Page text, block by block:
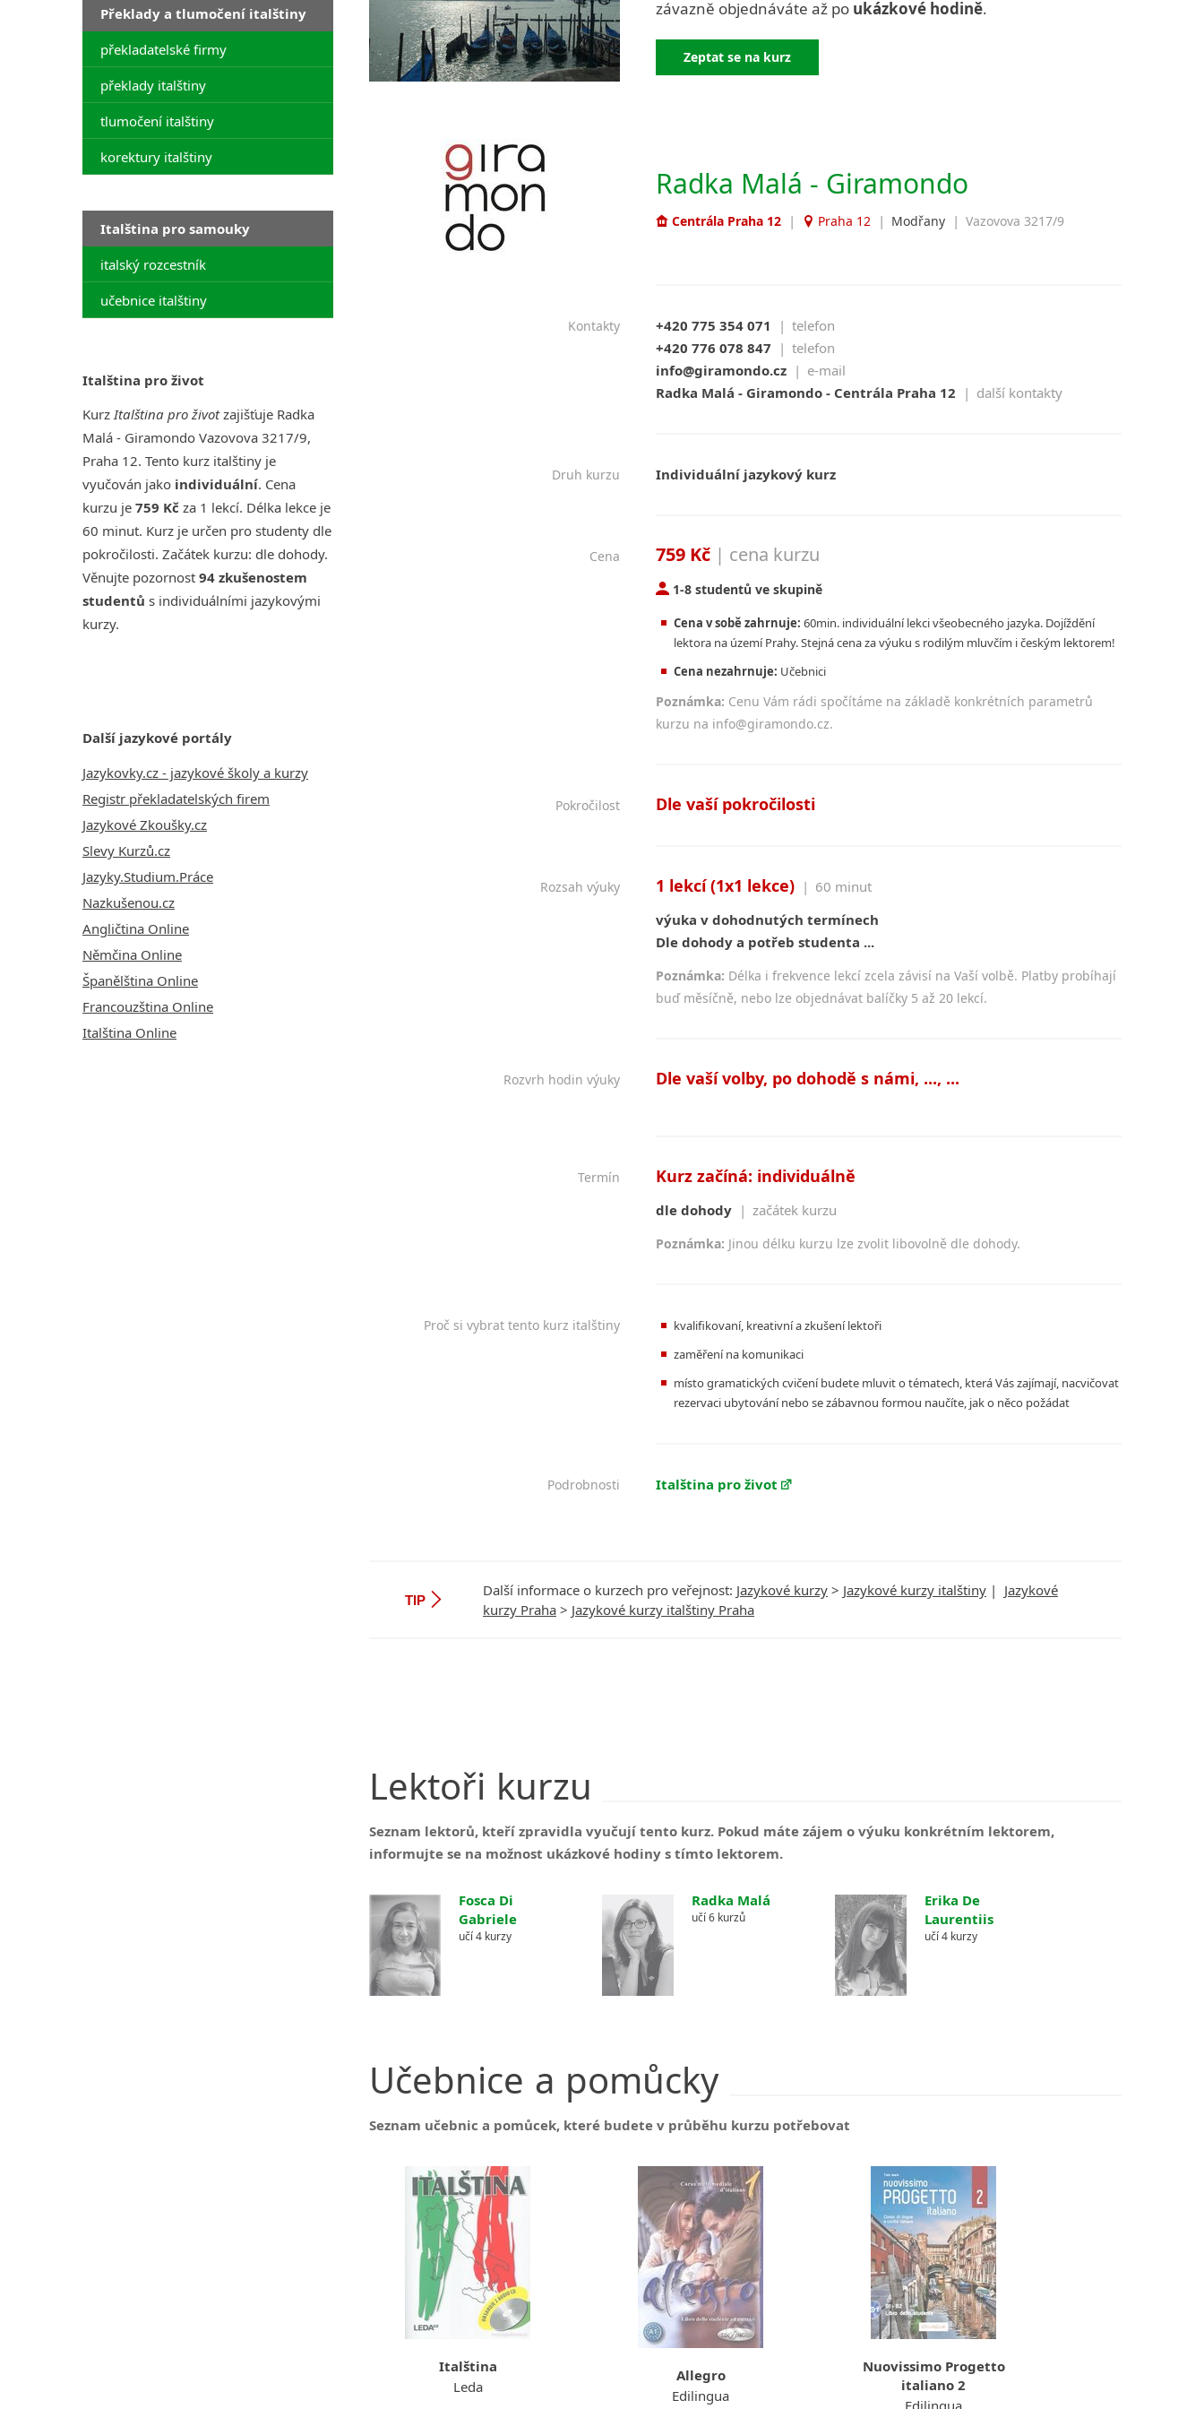
Překlady a tlumočení italštiny
překladatelské firmy
překlady italštiny
tlumočení italštiny
korektury italštiny
Italština pro samouky
italský rozcestník
učebnice italštiny
Italština pro život
KurzItalština pro životzajišťuje Radka
Malá - Giramondo Vazovova 3217/9,
Praha 12. Tento kurz italštiny je
vyučován jako individuální. Cena
kurzu je 759 Kč za 1 lekcí. Délka lekce je
60 minut. Kurz je určen pro studenty dle
pokročilosti. Začátek kurzu: dle dohody.
Věnujte pozornost 94 zkušenostem
studentů s individuálními jazykovými
kurzy.
Další jazykové portály
Jazykovky.cz - jazykové školy a kurzy
Registr překladatelských firem
Jazykové Zkoušky.cz
Slevy Kurzů.cz
Jazyky.Studium.Práce
Nazkušenou.cz
Angličtina Online
Němčina Online
Španělština Online
Francouzština Online
Italština Online
závazně objednáváte až po ukázkové hodině.
Zeptat se na kurz
Radka Malá - Giramondo
Centrála Praha 12 | Praha 12 | Modřany | Vazovova 3217/9
Kontakty +420 775 354 071 | telefon
+420 776 078 847 | telefon
info@giramondo.cz | e-mail
Radka Malá - Giramondo - Centrála Praha 12 | další kontakty
Druh kurzu Individuální jazykový kurz
Cena 759 Kč | cena kurzu
1-8 studentů ve skupině
Cena v sobě zahrnuje: 60min. individuální lekci všeobecného jazyka. Dojíždění
lektora na území Prahy. Stejná cena za výuku s rodilým mluvčím i českým lektorem!
Cena nezahrnuje: Učebnici
Poznámka: Cenu Vám rádi spočítáme na základě konkrétních parametrů
kurzu na info@giramondo.cz.
Pokročilost Dle vaší pokročilosti
Rozsah výuky 1 lekcí (1x1 lekce) | 60 minut
výuka v dohodnutých termínech
Dle dohody a potřeb studenta ...
Poznámka: Délka i frekvence lekcí zcela závisí na Vaší volbě. Platby probíhají
buď měsíčně, nebo lze objednávat balíčky 5 až 20 lekcí.
Rozvrh hodin výuky Dle vaší volby, po dohodě s námi, ..., ...
Termín Kurz začíná: individuálně
dle dohody | začátek kurzu
Poznámka: Jinou délku kurzu lze zvolit libovolně dle dohody.
Proč si vybrat tento kurz italštiny
kvalifikovaní, kreativní a zkušení lektoři
zaměření na komunikaci
místo gramatických cvičení budete mluvit o tématech, která Vás zajímají, nacvičovat
rezervaci ubytování nebo se zábavnou formou naučíte, jak o něco požádat
Podrobnosti Italština pro život
TIP
Další informace o kurzech pro veřejnost: Jazykové kurzy > Jazykové kurzy italštiny | Jazykové
kurzy Praha > Jazykové kurzy italštiny Praha
Lektoři kurzu
Seznam lektorů, kteří zpravidla vyučují tento kurz. Pokud máte zájem o výuku konkrétním lektorem,
informujte se na možnost ukázkové hodiny s tímto lektorem.
Fosca Di
Gabriele
učí 4 kurzy
Radka Malá
učí 6 kurzů
Erika De
Laurentiis
učí 4 kurzy
Učebnice a pomůcky
Seznam učebnic a pomůcek, které budete v průběhu kurzu potřebovat
Italština
Leda
Allegro
Edilingua
Nuovissimo Progetto
italiano 2